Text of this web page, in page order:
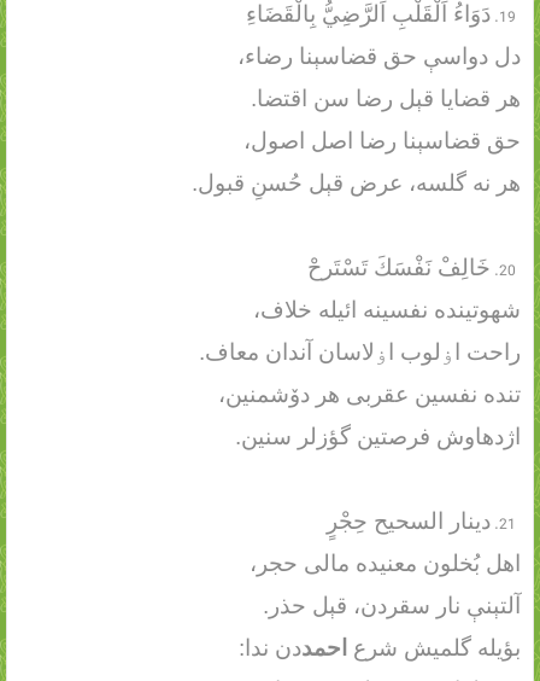
دَوَاءُ اَلْقَلْبِ اَلرَّضِيُّ بِالْقَضَاءِ
دل دواسې حق قضاسېنا رضاء،
هر قضایا قېل رضا سن اقتضا.
حق قضاسېنا رضا اصل اصول،
هر نه گلسه، عرض قېل حُسنِ قبول.
خَالِفْ نَفْسَكَ تَسْتَرحْ
شهوتینده نفسینه ائیله خلاف،
راحت اۏلوب اۏلاسان آندان معاف.
تنده نفسین عقربی هر دۆشمنین،
اژدهاوش فرصتین گؤزلر سنین.
دینار السحیح حِجْرٍ
اهل بُخلون معنیده مالی حجر،
آلتېنې نار سقردن، قېل حذر.
بؤیله گلمیش شرع احمددن ندا: